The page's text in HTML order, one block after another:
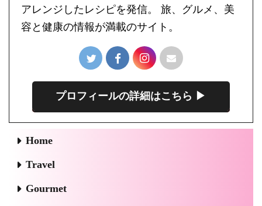
アレンジしたレシピを発信。 旅、グルメ、美
容と健康の情報が満載のサイト。
プロフィールの詳細はこちら ▶︎
Home
Travel
Gourmet